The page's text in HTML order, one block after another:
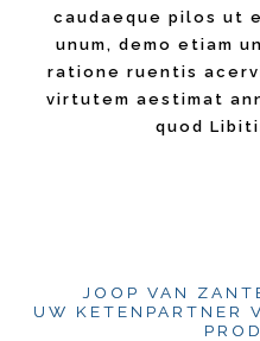
caudaeque pilos ut
unum, demo etiam
ratione ruentis
virtutem aestimat
quod
JOOP VAN
UW KETENPARTNER